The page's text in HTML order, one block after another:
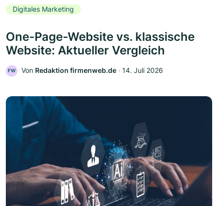
Digitales Marketing
One-Page-Website vs. klassische
Website: Aktueller Vergleich
FW Von Redaktion firmenweb.de ‧ 14. Juli 2026